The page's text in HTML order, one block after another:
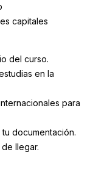
capitales
del curso.
en la
para
documentación.
llegar.